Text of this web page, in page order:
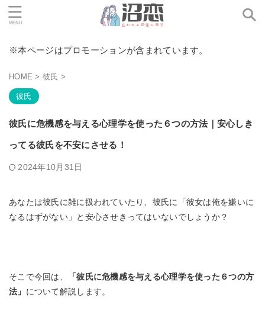
※本ページはプロモーションが含まれています。
HOME > 彼氏 >
彼氏
彼氏に危機感を与える心理学を使った６つの方法｜安心しき
ってる彼氏を不安にさせる！
2024年10月31日
あなたは彼氏に雑に扱われていたり、彼氏に「彼女は俺を嫌いに
なるはずがない」と安心させきってはいないでしょうか？
そこで今回は、
「彼氏に危機感を与える心理学を使った６つの方
法」 について解説します。